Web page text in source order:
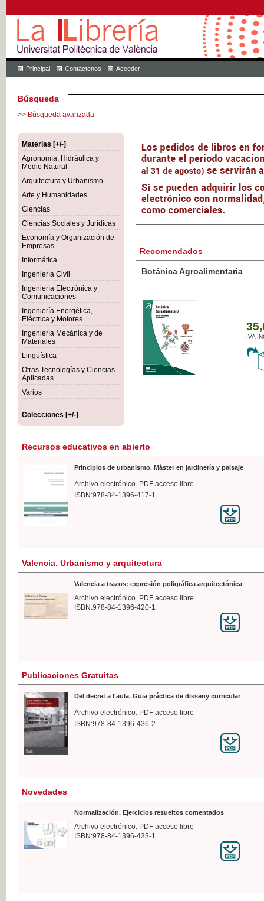
Principal Contáctenos Acceder
Búsqueda
>> Búsqueda avanzada
Materias [+/-]
Agronomía, Hidráulica y
Medio Natural
Arquitectura y Urbanismo
Arte y Humanidades
Ciencias
Ciencias Sociales y Jurídicas
Economía y Organización de
Empresas
Informática
Ingeniería Civil
Ingeniería Electrónica y
Comunicaciones
Ingeniería Energética,
Eléctrica y Motores
Ingeniería Mecánica y de
Materiales
Lingüística
Otras Tecnologías y Ciencias
Aplicadas
Varios
Colecciones [+/-]
Recomendados
Botánica Agroalimentaria
IVA
Recursos educativos en abierto
Principios de urbanismo. Máster en jardinería y paisaje
Archivo electrónico. PDF acceso libre
ISBN:978-84-1396-417-1
Valencia. Urbanismo y arquitectura
Valencia a trazos: expresión poligráfica arquitectónica
Archivo electrónico. PDF acceso libre
ISBN:978-84-1396-420-1
Publicaciones Gratuitas
Del decret a l'aula. Guia práctica de disseny curricular
Archivo electrónico. PDF acceso libre
ISBN:978-84-1396-436-2
Novedades
Normalización. Ejercicios resueltos comentados
Archivo electrónico. PDF acceso libre
ISBN:978-84-1396-433-1